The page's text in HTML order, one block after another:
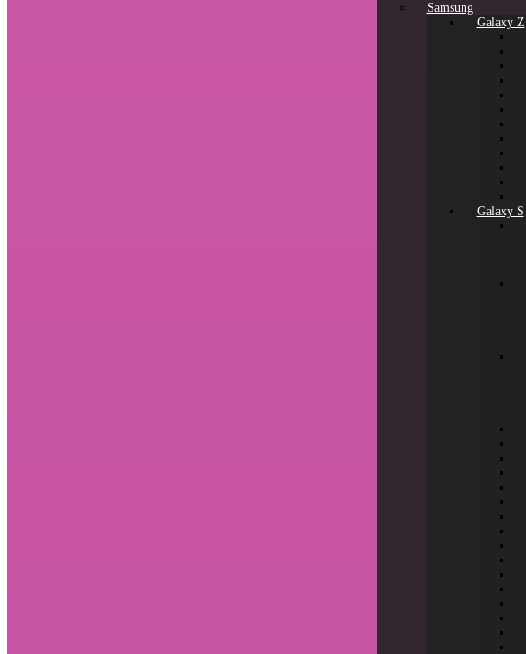
Samsung
Galaxy Z
Galaxy S